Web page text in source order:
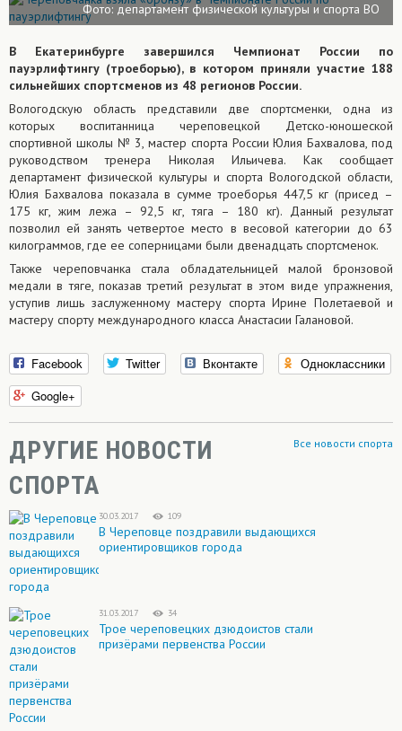
Фото: департамент физической культуры и спорта ВО
В Екатеринбурге завершился Чемпионат России по
пауэрлифтингу (троеборью), в котором приняли участие 188
сильнейших спортсменов из 48 регионов России.
Вологодскую область представили две спортсменки, одна из
которых воспитанница череповецкой Детско-юношеской
спортивной школы № 3, мастер спорта России Юлия Бахвалова, под
руководством тренера Николая Ильичева. Как сообщает
департамент физической культуры и спорта Вологодской области,
Юлия Бахвалова показала в сумме троеборья 447,5 кг (присед –
175 кг, жим лежа – 92,5 кг, тяга – 180 кг). Данный результат
позволил ей занять четвертое место в весовой категории до 63
килограммов, где ее соперницами были двенадцать спортсменок.
Также череповчанка стала обладательницей малой бронзовой
медали в тяге, показав третий результат в этом виде упражнения,
уступив лишь заслуженному мастеру спорта Ирине Полетаевой и
мастеру спорту международного класса Анастасии Галановой.
Facebook Twitter Вконтакте
Одноклассники
Google+
Все новости спорта
ДРУГИЕ НОВОСТИ
СПОРТА
30.03.2017 109
В Череповце поздравили выдающихся
ориентировщиков города
31.03.2017 34
Трое череповецких дзюдоистов стали
призёрами первенства России